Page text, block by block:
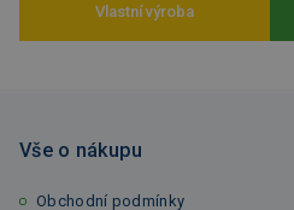
Vlastní výroba
Vše o nákupu
Obchodní podmínky